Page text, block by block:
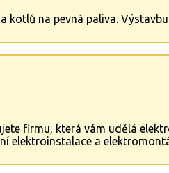
kotlů na pevná paliva.
firmu, která vám udělá
elektroinstalace a